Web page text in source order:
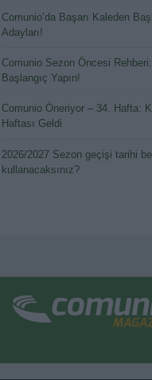
Comunio’da Başarı Kaleden
Adayları!
Comunio Sezon Öncesi
Başlangıç Yapın!
Comunio Öneriyor – 34. Hafta:
Haftası Geldi
2026/2027 Sezon geçişi tarihi
kullanacaksınız?